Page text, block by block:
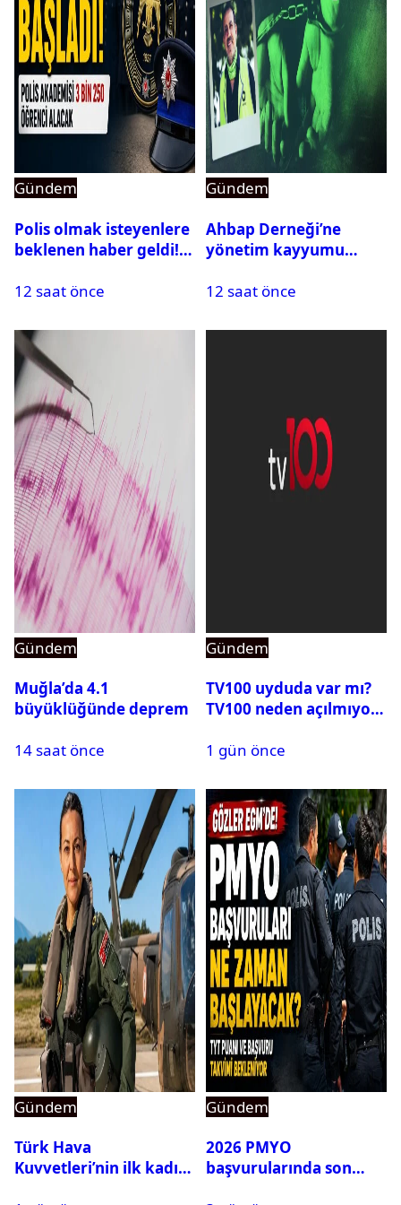
Gündem
Polis olmak isteyenlere
beklenen haber geldi!
12 saat önce
Gündem
Ahbap Derneği’ne
yönetim kayyumu
açıldı
12 saat önce
Gündem
Muğla’da 4.1
büyüklüğünde deprem
14 saat önce
Gündem
TV100 uyduda var mı?
TV100 neden açılmıyor?
1 gün önce
Gündem
Türk Hava
Kuvvetleri’nin ilk kadın
Gündem
2026 PMYO
başvurularında son